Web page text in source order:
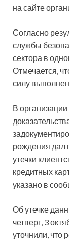
на сайте
Согласно
службы
сектора в
Отмечается,
силу
В организации
рождения дал
утечки
кредитных
указано в
Об утечке
четверг, 3
уточнили, что